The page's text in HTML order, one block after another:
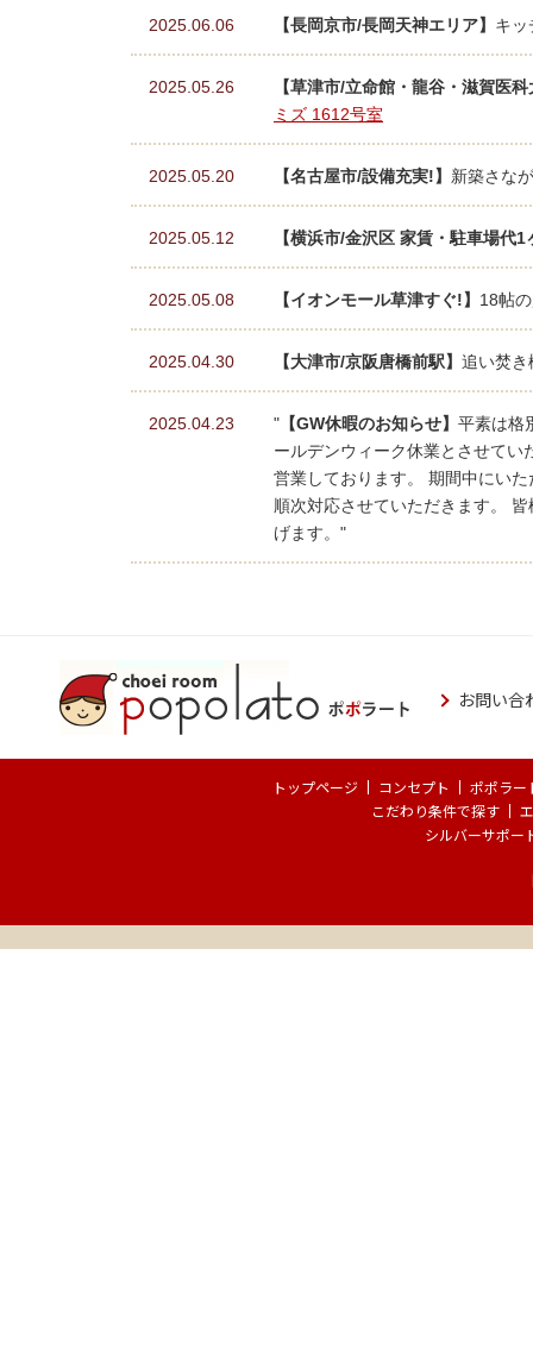
2025.06.06 【長岡京市/長岡天神エリア】 キッ
2025.05.26
【草津市/立命館・龍谷・滋賀医
ミズ 1612号室
2025.05.20 【名古屋市/設備充実!】 新築さな
2025.05.12 【横浜市/金沢区 家賃・駐車場代
2025.05.08 【イオンモール草津すぐ!】 18帖
2025.04.30 【大津市/京阪唐橋前駅】 追い焚き
2025.04.23 " 【GW休暇のお知らせ】 平素は格
ールデンウィーク休業とさせて
営業しております。 期間中にい
順次対応させていただきます。
げます。 "
お問い合
トップページ コンセプト
ポポラー
こだわり条件で探す
シルバーサポー